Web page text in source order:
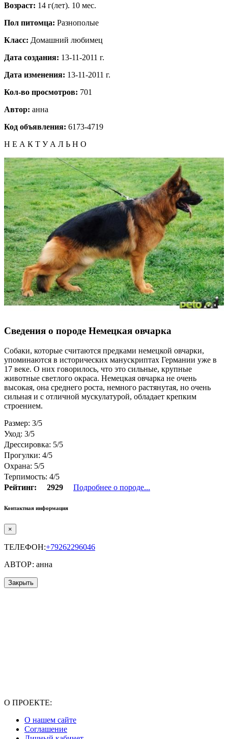
Возраст: 14 г(лет). 10 мес.
Пол питомца: Разнополые
Класс: Домашний любимец
Дата создания: 13-11-2011 г.
Дата изменения: 13-11-2011 г.
Кол-во просмотров: 701
Автор: анна
Код объявления: 6173-4719
Н Е А К Т У А Л Ь Н О
Сведения о породе Немецкая овчарка
Собаки, которые считаются предками немецкой овчарки,
упоминаются в исторических манускриптах Германии уже в
17 веке. О них говорилось, что это сильные, крупные
животные светлого окраса. Немецкая овчарка не очень
высокая, она среднего роста, немного растянутая, но очень
сильная и с отличной мускулатурой, обладает крепким
строением.
Размер: 3/5
Уход: 3/5
Дрессировка: 5/5
Прогулки: 4/5
Охрана: 5/5
Терпимость: 4/5
Рейтинг:
2929 Подробнее о породе...
Контактная информация
×
ТЕЛЕФОН:+79262296046
АВТОР: анна
Закрыть
О ПРОЕКТЕ:
О нашем сайте
Соглашение